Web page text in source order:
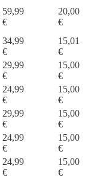
59,99
€
20,00
€
34,99
€
15,01
€
29,99
€
15,00
€
24,99
€
15,00
€
29,99
€
15,00
€
24,99
€
15,00
€
24,99
€
15,00
€